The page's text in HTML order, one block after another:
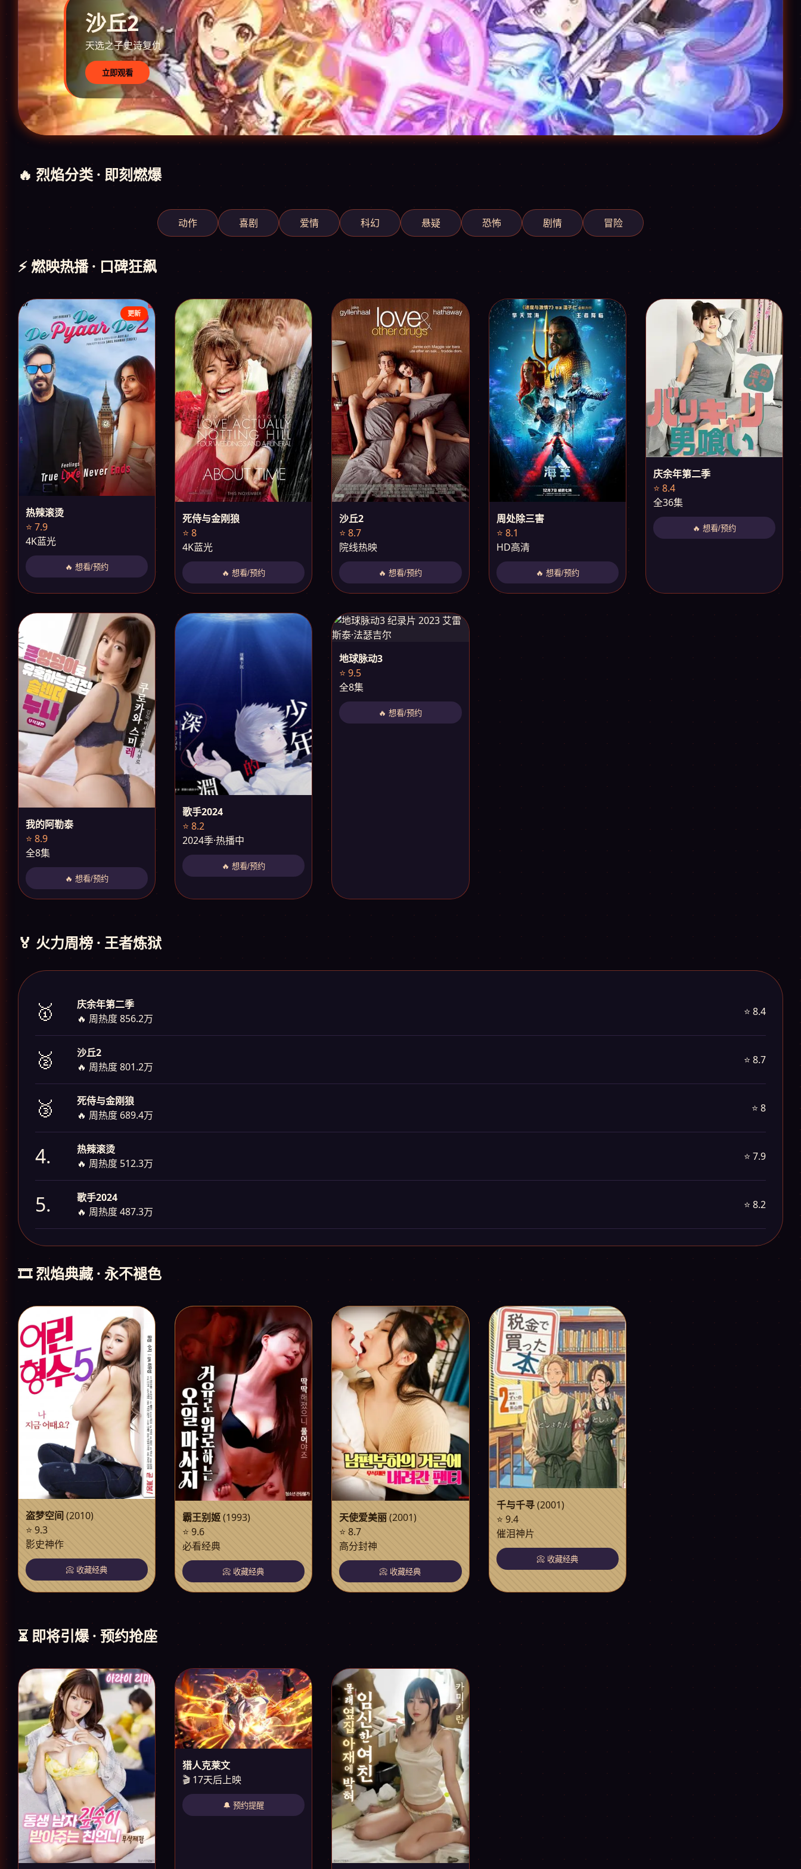
沙丘2
天选之子史诗复仇
立即观看
🔥 烈焰分类 · 即刻燃爆
动作 喜剧 爱情 科幻 悬疑 恐怖 剧情 冒险
⚡ 燃映热播 · 口碑狂飙
更新
热辣滚烫
⭐ 7.9
4K蓝光
🔥 想看/预约
死侍与金刚狼
⭐ 8
4K蓝光
🔥 想看/预约
沙丘2
⭐ 8.7
院线热映
🔥 想看/预约
周处除三害
⭐ 8.1
HD高清
🔥 想看/预约
庆余年第二季
⭐ 8.4
全36集
🔥 想看/预约
我的阿勒泰
⭐ 8.9
全8集
🔥 想看/预约
歌手2024
⭐ 8.2
2024季·热播中
🔥 想看/预约
地球脉动3
⭐ 9.5
全8集
🔥 想看/预约
🏅 火力周榜 · 王者炼狱
🥇
庆余年第二季
🔥 周热度 856.2万
⭐ 8.4
🥈
沙丘2
🔥 周热度 801.2万
⭐ 8.7
🥉
死侍与金刚狼
🔥 周热度 689.4万
⭐ 8
4.
热辣滚烫
🔥 周热度 512.3万
⭐ 7.9
5.
歌手2024
🔥 周热度 487.3万
⭐ 8.2
🎞️ 烈焰典藏 · 永不褪色
盗梦空间 (2010)
⭐ 9.3
影史神作
📀 收藏经典
霸王别姬(1993)
⭐ 9.6
必看经典
📀 收藏经典
天使爱美丽(2001)
⭐ 8.7
高分封神
📀 收藏经典
千与千寻(2001)
⭐ 9.4
催泪神片
📀 收藏经典
⏳ 即将引爆 · 预约抢座
猎人克莱文
🎬 17天后上映
🔔 预约提醒